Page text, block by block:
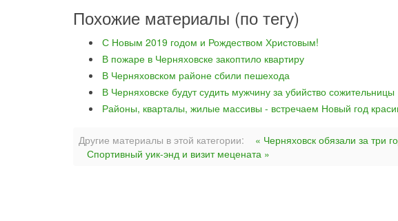
Похожие материалы (по тегу)
С Новым 2019 годом и Рождеством Христовым!
В пожаре в Черняховске закоптило квартиру
В Черняховском районе сбили пешехода
В Черняховске будут судить мужчину за убийство сожительницы
Районы, кварталы, жилые массивы - встречаем Новый год
Другие материалы в этой категории:
« Черняховск обязали за три
Спортивный уик-энд и визит мецената »